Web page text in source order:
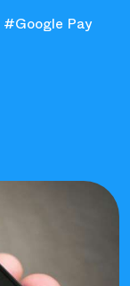
#Google Pay